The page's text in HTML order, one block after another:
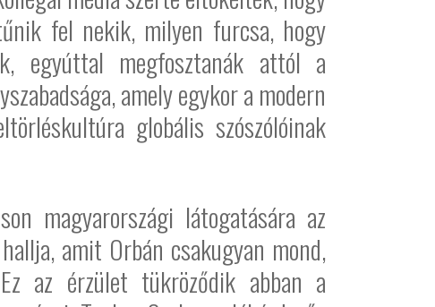
fel nekik, milyen furcsa, hogy
egyúttal megfosztanák attól a
amely egykor a modern
globális szószólóinak
magyarországi látogatására az
amit Orbán csakugyan mond,
az érzület tükröződik abban a